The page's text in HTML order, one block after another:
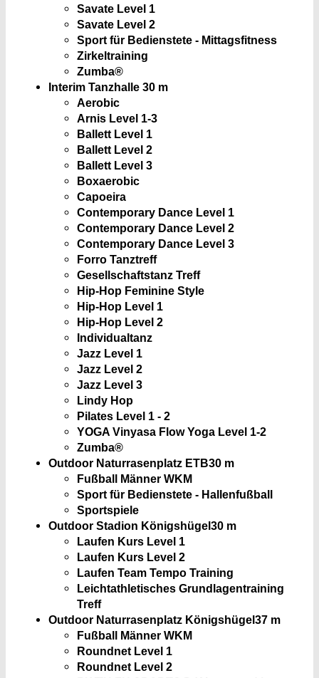
Savate Level 1
Savate Level 2
Sport für Bedienstete - Mittagsfitness
Zirkeltraining
Zumba®
Interim Tanzhalle 30 m
Aerobic
Arnis Level 1-3
Ballett Level 1
Ballett Level 2
Ballett Level 3
Boxaerobic
Capoeira
Contemporary Dance Level 1
Contemporary Dance Level 2
Contemporary Dance Level 3
Forro Tanztreff
Gesellschaftstanz Treff
Hip-Hop Feminine Style
Hip-Hop Level 1
Hip-Hop Level 2
Individualtanz
Jazz Level 1
Jazz Level 2
Jazz Level 3
Lindy Hop
Pilates Level 1 - 2
YOGA Vinyasa Flow Yoga Level 1-2
Zumba®
Outdoor Naturrasenplatz ETB30 m
Fußball Männer WKM
Sport für Bedienstete - Hallenfußball
Sportspiele
Outdoor Stadion Königshügel30 m
Laufen Kurs Level 1
Laufen Kurs Level 2
Laufen Team Tempo Training
Leichtathletisches Grundlagentraining
Treff
Outdoor Naturrasenplatz Königshügel37 m
Fußball Männer WKM
Roundnet Level 1
Roundnet Level 2